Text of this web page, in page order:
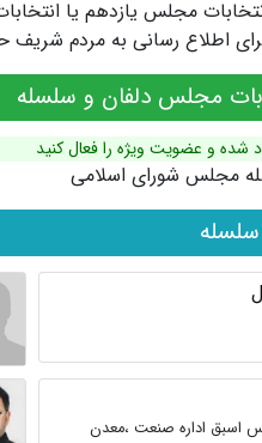
اطلاع رسانی به مردم شریف
مجلس دلفان و سلسله
شده و عضویت ویژه را فعال کنید
مجلس شورای اسلامی
اسبق اداره صنعت ،معدن